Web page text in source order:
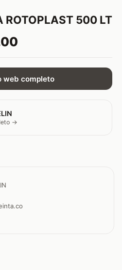
ROTOPLAST 500 LT
web completo
→